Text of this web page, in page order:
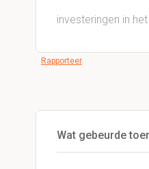
investeringen in
Rapporteer
Wat gebeurde